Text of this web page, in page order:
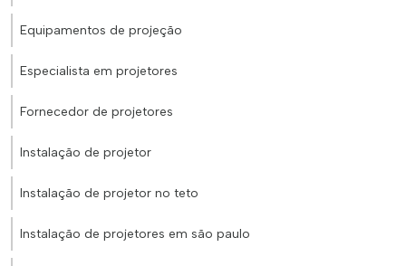
Equipamentos de projeção
Especialista em projetores
Fornecedor de projetores
Instalação de projetor
Instalação de projetor no teto
Instalação de projetores em são paulo